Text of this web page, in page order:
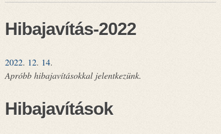
Hibajavítás-2022
2022. 12. 14.
Apróbb hibajavításokkal jelentkezünk.
Hibajavítások